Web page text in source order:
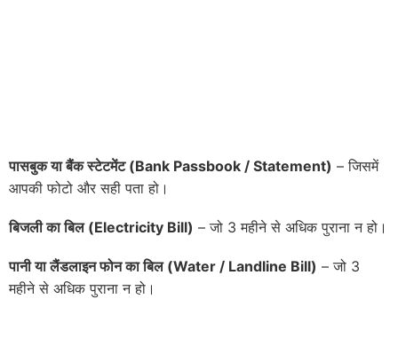
पासबुक या बैंक स्टेटमेंट (Bank Passbook / Statement) – जिसमें
आपकी फोटो और सही पता हो।
बिजली का बिल (Electricity Bill) – जो 3 महीने से अधिक पुराना न हो।
पानी या लैंडलाइन फोन का बिल (Water / Landline Bill) – जो 3
महीने से अधिक पुराना न हो।